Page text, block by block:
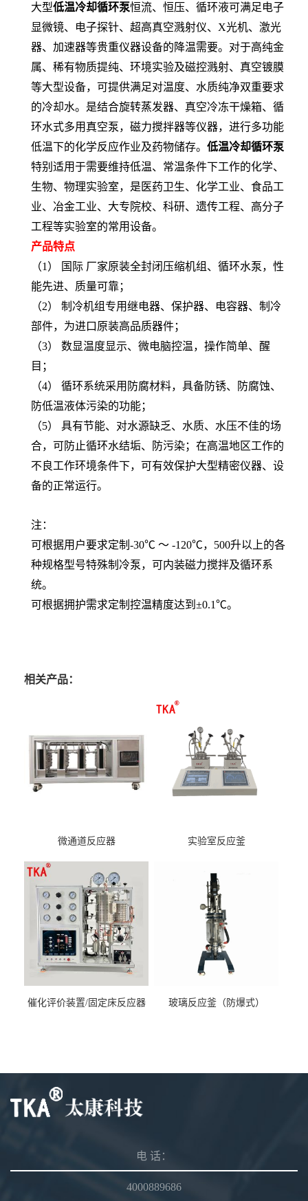
大型低温冷却循环泵恒流、恒压、循环液可满足电子
显微镜、电子探针、超高真空溅射仪、X光机、激光
器、加速器等贵重仪器设备的降温需要。对于高纯金
属、稀有物质提纯、环境实验及磁控溅射、真空镀膜
等大型设备，可提供满足对温度、水质纯净双重要求
的冷却水。是结合旋转蒸发器、真空冷冻干燥箱、循
环水式多用真空泵，磁力搅拌器等仪器，进行多功能
低温下的化学反应作业及药物储存。 低温冷却循环泵
特别适用于需要维持低温、常温条件下工作的化学、
生物、物理实验室，是医药卫生、化学工业、食品工
业、冶金工业、大专院校、科研、遗传工程、高分子
工程等实验室的常用设备。
产品特点
（1） 国际 厂家原装全封闭压缩机组、循环水泵，性
能先进、质量可靠；
（2） 制冷机组专用继电器、保护器、电容器、制冷
部件，为进口原装高品质器件；
（3） 数显温度显示、微电脑控温，操作简单、醒
目；
（4） 循环系统采用防腐材料，具备防锈、防腐蚀、
防低温液体污染的功能；
（5） 具有节能、对水源缺乏、水质、水压不佳的场
合，可防止循环水结垢、防污染；在高温地区工作的
不良工作环境条件下，可有效保护大型精密仪器、设
备的正常运行。
注：
可根据用户要求定制-30℃ ～ -120℃，500升以上的各
种规格型号特殊制冷泵，可内装磁力搅拌及循环系
统。
可根据拥护需求定制控温精度达到±0.1℃。
相关产品：
微通道反应器 实验室反应釜
催化评价装置/固定床反应器 玻璃反应釜（防爆式）
电 话：
4000889686